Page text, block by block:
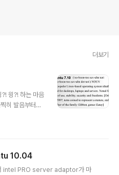
더보기
읭?! 하는 마음
히 발음부터가
danielmiessl
황발생 BASIC
도 확실히 베이
10.04
intel PRO server adaptor가 마